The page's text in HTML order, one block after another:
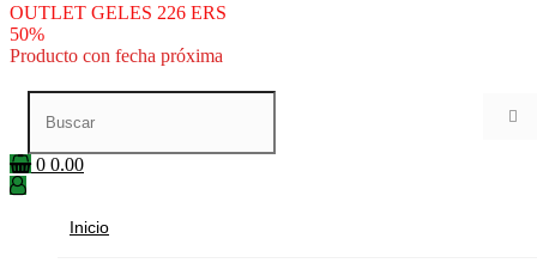
OUTLET GELES 226 ERS
50%
Producto con fecha próxima

0 0.00
Inicio